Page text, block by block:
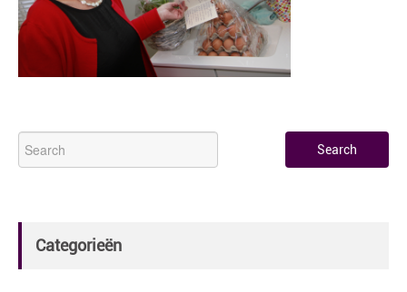
Categorieën